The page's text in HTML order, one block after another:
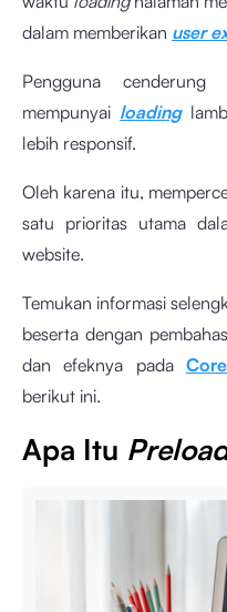
dalam memberikan user
Pengguna cenderung
mempunyai loading
lebih responsif.
Oleh karena itu,
satu prioritas utama
website.
Temukan informasi
beserta dengan
dan efeknya pada
berikut ini.
Apa Itu